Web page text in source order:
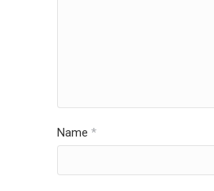
Name *